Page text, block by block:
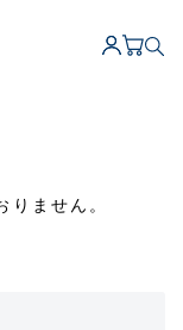
ません。